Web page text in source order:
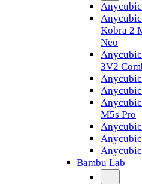
Anycubic
Kobra 2
Neo
3V2
Anycubic
M5s Pro
Bambu Lab